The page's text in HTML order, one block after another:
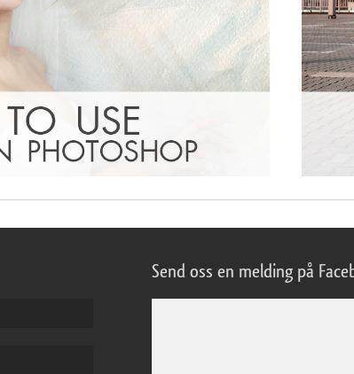
Send oss en melding på